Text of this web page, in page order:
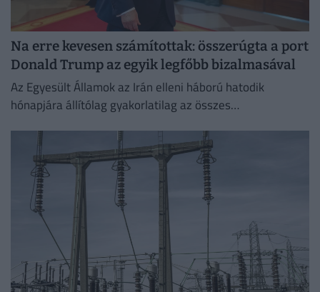
Na erre kevesen számítottak: összerúgta a port
Donald Trump az egyik legfőbb bizalmasával
Az Egyesült Államok az Irán elleni háború hatodik
hónapjára állítólag gyakorlatilag az összes